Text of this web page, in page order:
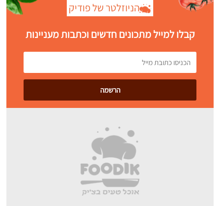
הניוזלטר של פודיק
קבלו למייל מתכונים חדשים וכתבות מעניינות